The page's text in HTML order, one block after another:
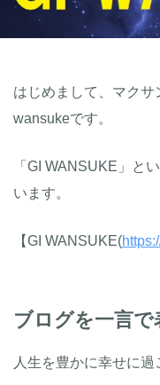
はじめまして、マク
wansukeです。
「GI WANSUKE」と
います。
【GI WANSUKE(
ブログを一言で
人生を豊かに幸せに過